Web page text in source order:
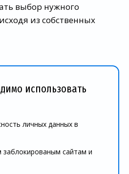
выбор нужного
из собственных
использовать
личных данных в
сайтам и